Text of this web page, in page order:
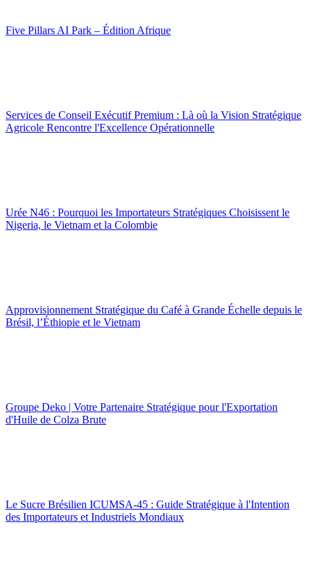
Five Pillars AI Park – Édition Afrique
Services de Conseil Exécutif Premium : Là où la Vision Stratégique
Agricole Rencontre l'Excellence Opérationnelle
Urée N46 : Pourquoi les Importateurs Stratégiques Choisissent le
Nigeria, le Vietnam et la Colombie
Approvisionnement Stratégique du Café à Grande Échelle depuis le
Brésil, l’Éthiopie et le Vietnam
Groupe Deko | Votre Partenaire Stratégique pour l'Exportation
d'Huile de Colza Brute
Le Sucre Brésilien ICUMSA-45 : Guide Stratégique à l'Intention
des Importateurs et Industriels Mondiaux